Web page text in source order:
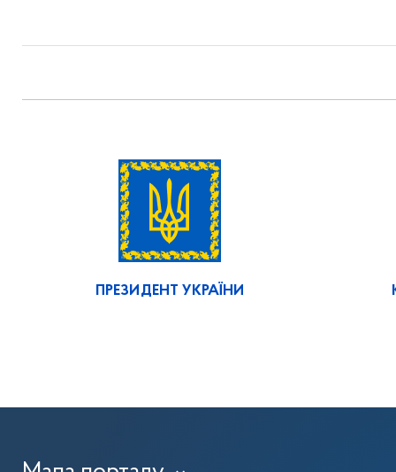
ПРЕЗИДЕНТ УКРАЇНИ